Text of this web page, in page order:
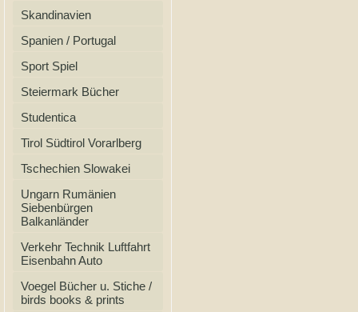
Skandinavien
Spanien / Portugal
Sport Spiel
Steiermark Bücher
Studentica
Tirol Südtirol Vorarlberg
Tschechien Slowakei
Ungarn Rumänien
Siebenbürgen
Balkanländer
Verkehr Technik Luftfahrt
Eisenbahn Auto
Voegel Bücher u. Stiche /
birds books & prints